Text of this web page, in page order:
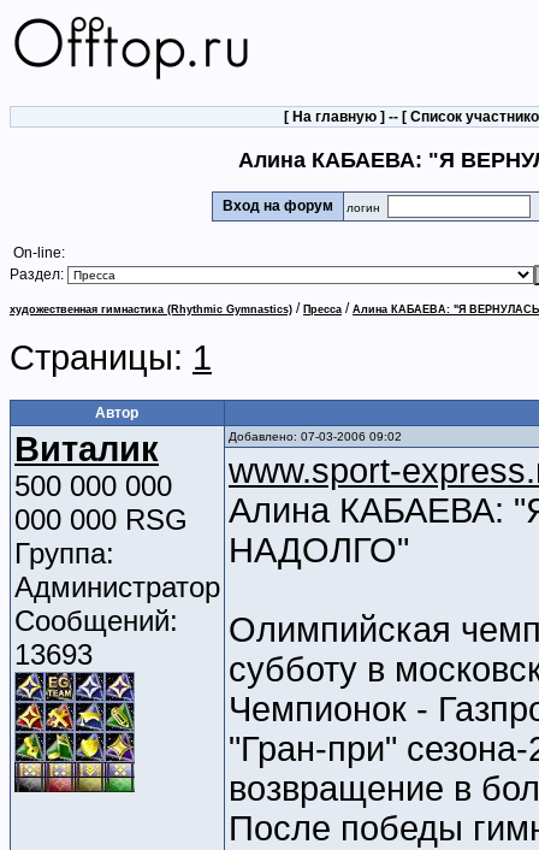
[ На главную ] -- [ Список
Алина КАБАЕВА: "Я
Вход на форум логин
On-line:
Раздел:
художественная гимнастика (Rhythmic Gymnastics) / Пресса / Алина КАБАЕВА: "Я
Страницы: 1
Автор
Виталик
500 000 000
000 000 RSG
Группа:
Администратор
Сообщений:
13693
Добавлено: 07-03-2006 09:02
www.sport-
Алина КАБАЕВА:
НАДОЛГО"
Олимпийская
субботу в
Чемпионок -
"Гран-при"
возвращение в
После победы